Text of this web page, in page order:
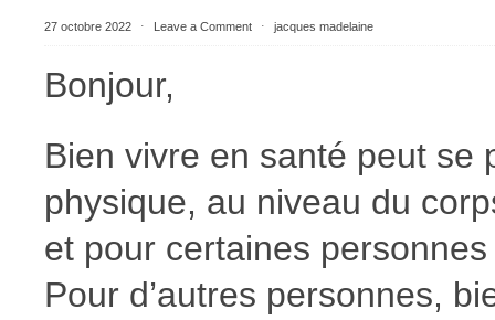
27 octobre 2022 ⋅ Leave a Comment ⋅ jacques madelaine
Bonjour,
Bien vivre en santé peut se
physique, au niveau du
et pour certaines
Pour d’autres personnes,